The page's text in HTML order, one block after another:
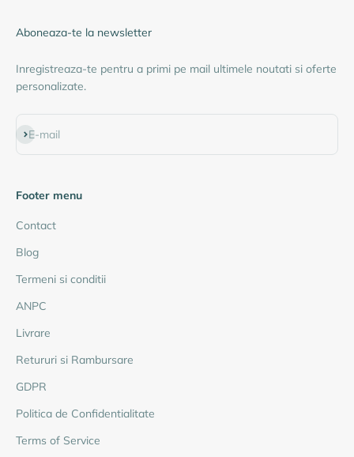
Aboneaza-te la newsletter
Inregistreaza-te pentru a primi pe mail ultimele noutati si oferte
personalizate.
E-mail
Abonează-te
Footer menu
Contact
Blog
Termeni si conditii
ANPC
Livrare
Retururi si Rambursare
GDPR
Politica de Confidentialitate
Terms of Service